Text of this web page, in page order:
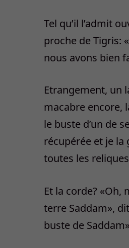
Tel qu’il l’admit
proche de Tigris:
nous avons bien
Etrangement, un
macabre encore,
le buste d’un de
récupérée et je la
toutes les
Et la corde?
terre Saddam»,
buste de